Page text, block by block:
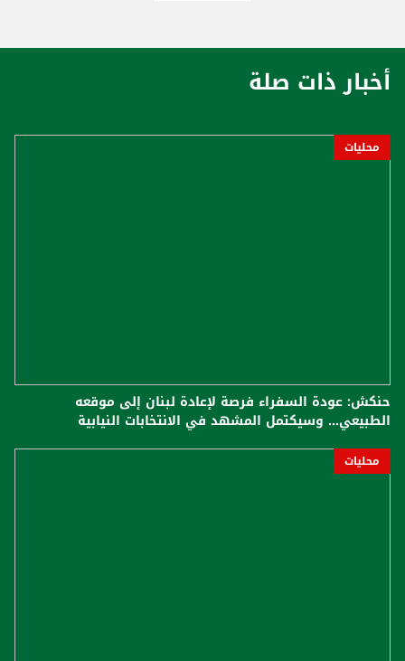
أخبار ذات صلة
محليات
حنكش: عودة السفراء فرصة لإعادة لبنان إلى موقعه
الطبيعي... وسيكتمل المشهد في الانتخابات النيابية
محليات